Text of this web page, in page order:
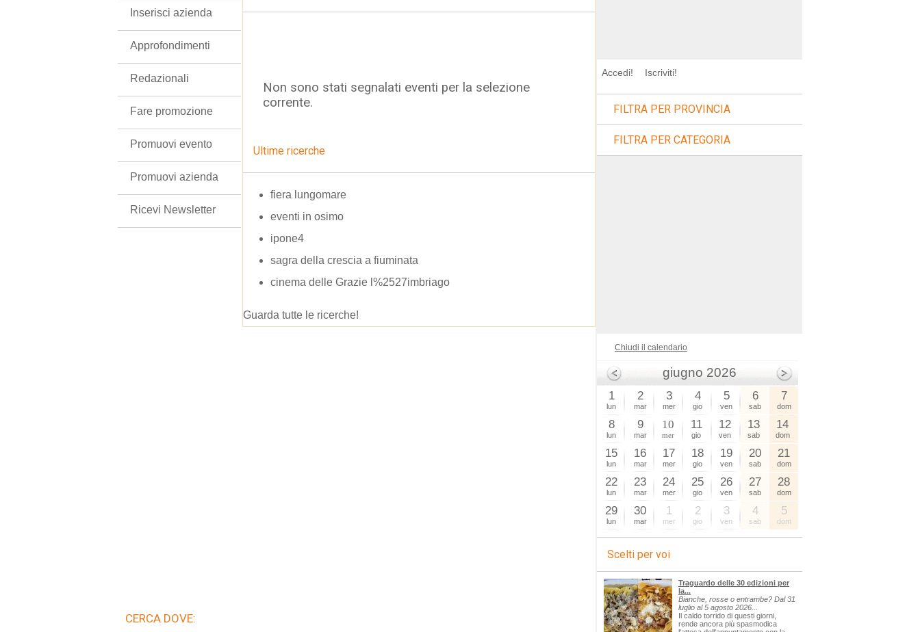
Non sono stati segnalati eventi per la selezione
corrente.
Ultime ricerche
fiera lungomare
eventi in osimo
ipone4
sagra della crescia a fiuminata
cinema delle Grazie l%2527imbriago
Guarda tutte le ricerche!
Inserisci azienda
Approfondimenti
Redazionali
Fare promozione
Promuovi evento
Promuovi azienda
Ricevi Newsletter
CERCA DOVE:
Accedi! Iscriviti!
FILTRA PER PROVINCIA
FILTRA PER CATEGORIA
Chiudi il calendario
giugno 2026
1
lun
2
mar
3
mer
4
gio
5
ven
6
sab
7
dom
8
lun
9
mar
10
mer
11
gio
12
ven
13
sab
14
dom
15
lun
16
mar
17
mer
18
gio
19
ven
20
sab
21
dom
22
lun
23
mar
24
mer
25
gio
26
ven
27
sab
28
dom
29
lun
30
mar
1
mer
2
gio
3
ven
4
sab
5
dom
Scelti per voi
Traguardo delle 30 edizioni per
la...
Bianche, rosse o entrambe? Dal 31
luglio al 5 agosto 2026...
Il caldo torrido di questi giorni,
rende ancora più spasmodica